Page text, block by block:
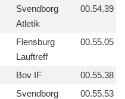
Svendborg
Atletik
00.54.39
Flensburg
Lauftreff
00.55.05
Bov IF
00.55.38
Svendborg
00.55.53